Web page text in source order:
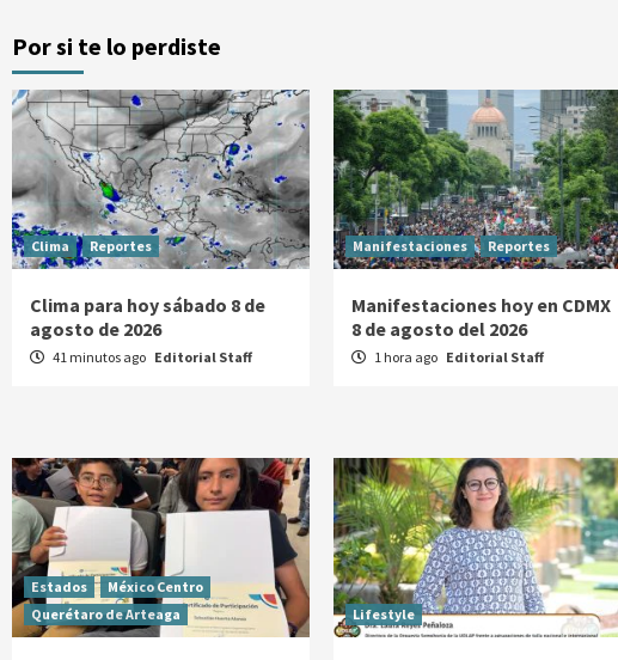
Por si te lo perdiste
Clima Reportes
Clima para hoy sábado 8 de
agosto de 2026
41 minutos ago Editorial Staff
Manifestaciones Reportes
Manifestaciones hoy en CDMX
8 de agosto del 2026
1 hora ago Editorial Staff
Estados
México Centro
Querétaro de Arteaga
Lifestyle